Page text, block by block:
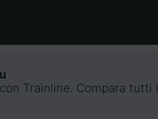
Trainline. Compara tutti i